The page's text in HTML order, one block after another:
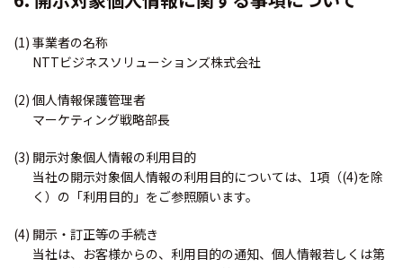
(1) 事業者の名称
NTTビジネスソリューションズ株式会社
(2) 個人情報保護管理者
マーケティング戦略部長
(3) 開示対象個人情報の利用目的
当社の開示対象個人情報の利用目的については、1項（(4)を除
く）の「利用目的」をご参照願います。
(4) 開示・訂正等の手続き
当社は、お客様からの、利用目的の通知、個人情報若しくは第